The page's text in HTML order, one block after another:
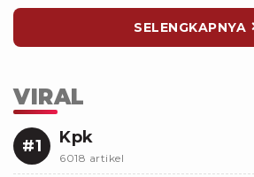
SELENGKAPNYA
VIRAL
#1 Kpk
6018 artikel